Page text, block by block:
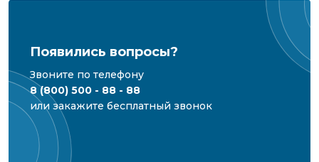
Появились вопросы?
Звоните по телефону
8 (800) 500 - 88 - 88
или закажите бесплатный звонок